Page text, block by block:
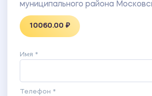
муниципального района
10060.00 ₽
Имя *
Телефон *